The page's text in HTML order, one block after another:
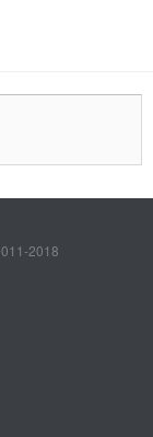
2018